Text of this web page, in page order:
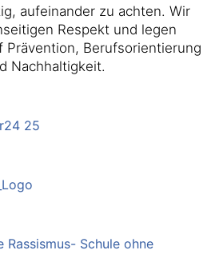
aufeinander zu achten. Wir
Respekt und legen
Prävention, Berufsorientierung
Nachhaltigkeit.